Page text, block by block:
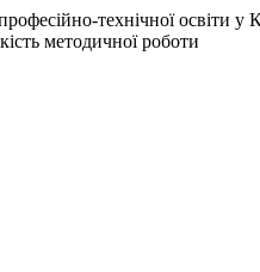
технічної освіти у
методичної роботи